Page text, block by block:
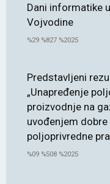
Dani informatike
Vojvodine
%29 %827 %2025
Predstavljeni
„Unapređenje
proizvodnje na
uvođenjem dobre
poljoprivredne
%09 %508 %2025